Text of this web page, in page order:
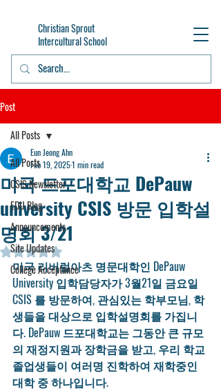
Christian Sprout
Intercultural School
Post
All Posts
CSIS Newsletter
EDU Blog
Announcements
Site Updates
College Acceptance
All Posts
미국 드포대학교 DePauw
university CSIS 방문 입학설
명회 3/21
Eun Jeong Ahn
Feb 19, 20251 min read
Rated NaN out of 5 stars.
미국 리버럴아츠 명문대학인 DePauw
University 입학담당자가 3월21일 금요일
CSIS 를 방문하여, 관심있는 학부모님, 학
생들을 대상으로 입학설명회를 가집니
다. DePauw 드포대학교는 그동안 큰 규모
의 재정지원과 장학금을 받고, 우리 학교
졸업생들이 여러명 진학하여 재학중인
대학 중 하나입니다.